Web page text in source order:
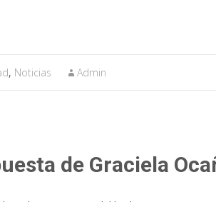
, Noticias Admin
de Graciela